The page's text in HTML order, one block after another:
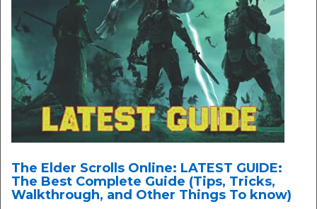
The Elder Scrolls Online: LATEST GUIDE:
The Best Complete Guide (Tips, Tricks,
Walkthrough, and Other Things To know)